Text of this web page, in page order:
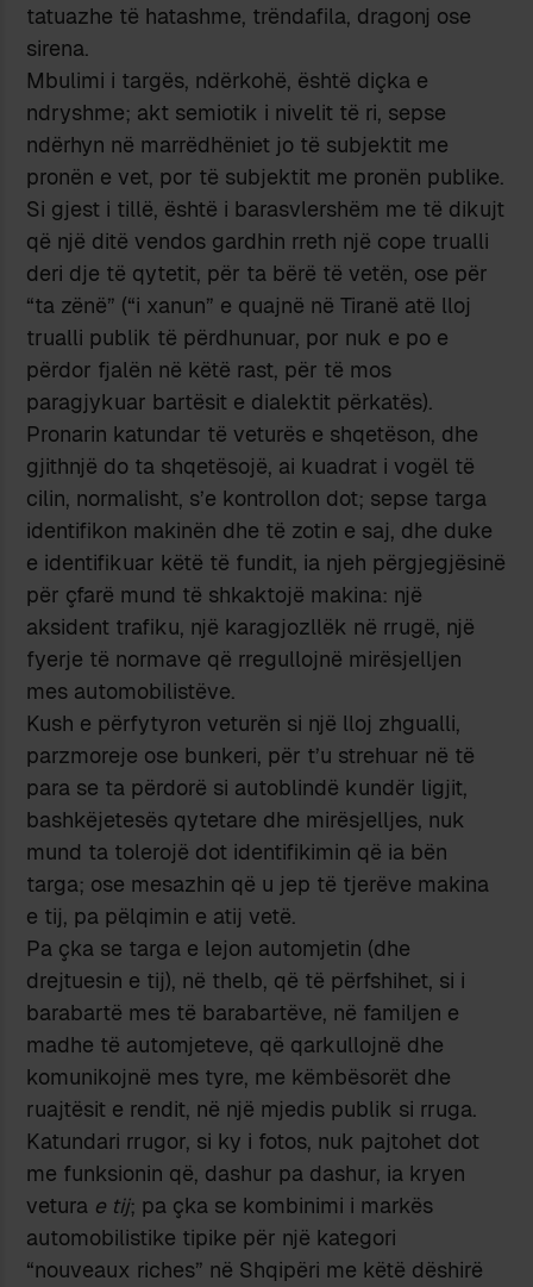
tatuazhe të hatashme, trëndafila, dragonj ose
sirena.
Mbulimi i targës, ndërkohë, është diçka e
ndryshme; akt semiotik i nivelit të ri, sepse
ndërhyn në marrëdhëniet jo të subjektit me
pronën e vet, por të subjektit me pronën publike.
Si gjest i tillë, është i barasvlershëm me të dikujt
që një ditë vendos gardhin rreth një cope trualli
deri dje të qytetit, për ta bërë të vetën, ose për
“ta zënë” (“i xanun” e quajnë në Tiranë atë lloj
trualli publik të përdhunuar, por nuk e po e
përdor fjalën në këtë rast, për të mos
paragjykuar bartësit e dialektit përkatës).
Pronarin katundar të veturës e shqetëson, dhe
gjithnjë do ta shqetësojë, ai kuadrat i vogël të
cilin, normalisht, s’e kontrollon dot; sepse targa
identifikon makinën dhe të zotin e saj, dhe duke
e identifikuar këtë të fundit, ia njeh përgjegjësinë
për çfarë mund të shkaktojë makina: një
aksident trafiku, një karagjozllëk në rrugë, një
fyerje të normave që rregullojnë mirësjelljen
mes automobilistëve.
Kush e përfytyron veturën si një lloj zhgualli,
parzmoreje ose bunkeri, për t’u strehuar në të
para se ta përdorë si autoblindë kundër ligjit,
bashkëjetesës qytetare dhe mirësjelljes, nuk
mund ta tolerojë dot identifikimin që ia bën
targa; ose mesazhin që u jep të tjerëve makina
e tij, pa pëlqimin e atij vetë.
Pa çka se targa e lejon automjetin (dhe
drejtuesin e tij), në thelb, që të përfshihet, si i
barabartë mes të barabartëve, në familjen e
madhe të automjeteve, që qarkullojnë dhe
komunikojnë mes tyre, me këmbësorët dhe
ruajtësit e rendit, në një mjedis publik si rruga.
Katundari rrugor, si ky i fotos, nuk pajtohet dot
me funksionin që, dashur pa dashur, ia kryen
vetura e tij; pa çka se kombinimi i markës
automobilistike tipike për një kategori
“nouveaux riches” në Shqipëri me këtë dëshirë